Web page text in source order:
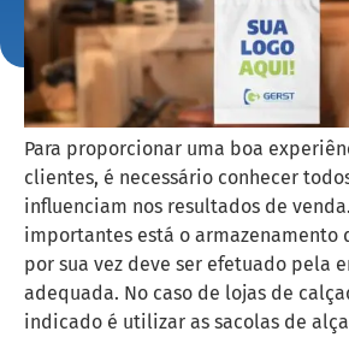
Para proporcionar uma boa
clientes, é necessário conhecer
influenciam nos resultados de
importantes está o armazenamento
por sua vez deve ser efetuado pela
adequada. No caso de lojas de
indicado é utilizar as sacolas de